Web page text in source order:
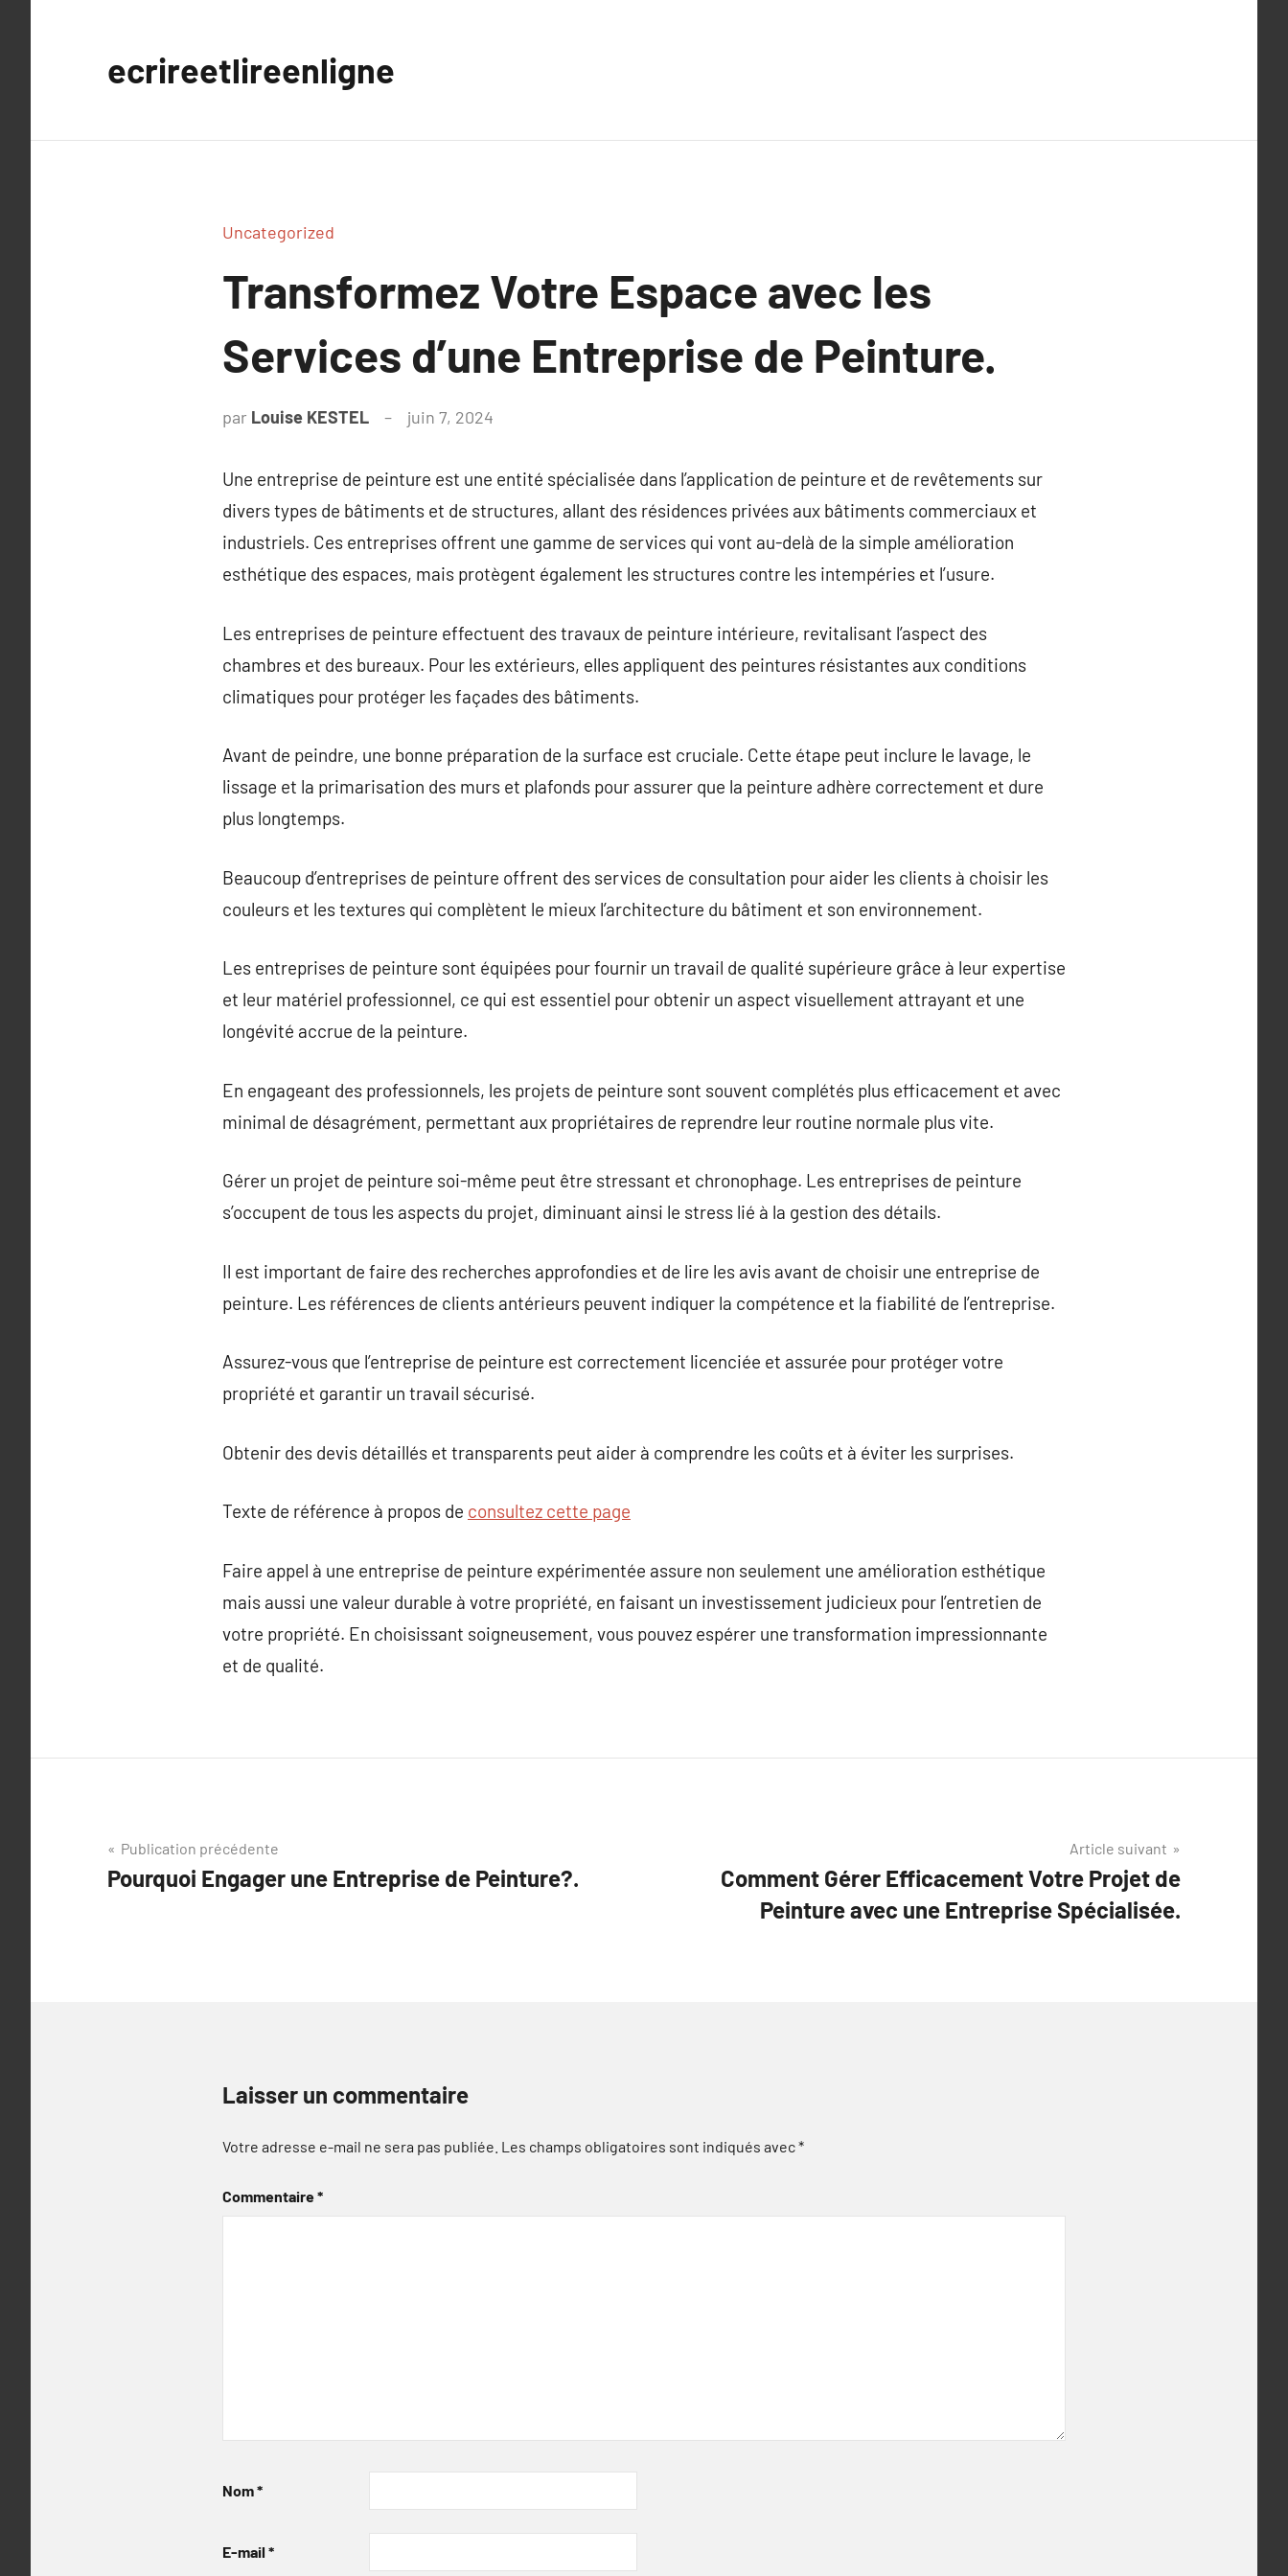
ecrireetlireenligne
Uncategorized
Transformez Votre Espace avec les
Services d’une Entreprise de Peinture.
par Louise KESTEL juin 7, 2024
Une entreprise de peinture est une entité spécialisée dans l’application de peinture et de revêtements sur
divers types de bâtiments et de structures, allant des résidences privées aux bâtiments commerciaux et
industriels. Ces entreprises offrent une gamme de services qui vont au-delà de la simple amélioration
esthétique des espaces, mais protègent également les structures contre les intempéries et l’usure.
Les entreprises de peinture effectuent des travaux de peinture intérieure, revitalisant l’aspect des
chambres et des bureaux. Pour les extérieurs, elles appliquent des peintures résistantes aux conditions
climatiques pour protéger les façades des bâtiments.
Avant de peindre, une bonne préparation de la surface est cruciale. Cette étape peut inclure le lavage, le
lissage et la primarisation des murs et plafonds pour assurer que la peinture adhère correctement et dure
plus longtemps.
Beaucoup d’entreprises de peinture offrent des services de consultation pour aider les clients à choisir les
couleurs et les textures qui complètent le mieux l’architecture du bâtiment et son environnement.
Les entreprises de peinture sont équipées pour fournir un travail de qualité supérieure grâce à leur expertise
et leur matériel professionnel, ce qui est essentiel pour obtenir un aspect visuellement attrayant et une
longévité accrue de la peinture.
En engageant des professionnels, les projets de peinture sont souvent complétés plus efficacement et avec
minimal de désagrément, permettant aux propriétaires de reprendre leur routine normale plus vite.
Gérer un projet de peinture soi-même peut être stressant et chronophage. Les entreprises de peinture
s’occupent de tous les aspects du projet, diminuant ainsi le stress lié à la gestion des détails.
Il est important de faire des recherches approfondies et de lire les avis avant de choisir une entreprise de
peinture. Les références de clients antérieurs peuvent indiquer la compétence et la fiabilité de l’entreprise.
Assurez-vous que l’entreprise de peinture est correctement licenciée et assurée pour protéger votre
propriété et garantir un travail sécurisé.
Obtenir des devis détaillés et transparents peut aider à comprendre les coûts et à éviter les surprises.
Texte de référence à propos de consultez cette page
Faire appel à une entreprise de peinture expérimentée assure non seulement une amélioration esthétique
mais aussi une valeur durable à votre propriété, en faisant un investissement judicieux pour l’entretien de
votre propriété. En choisissant soigneusement, vous pouvez espérer une transformation impressionnante
et de qualité.
Navigation
de
Publication précédente
Pourquoi Engager une Entreprise de Peinture?.
Article suivant
Comment Gérer Efficacement Votre Projet de
Peinture avec une Entreprise Spécialisée.
Laisser un commentaire
Votre adresse e-mail ne sera pas publiée. Les champs obligatoires sont indiqués avec*
Commentaire*
Nom*
E-mail *